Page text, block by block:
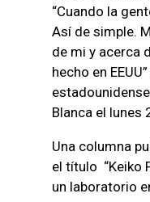
“Cuando la
Así de simple.
de mi y acerca
hecho en
Blanca el lunes
Una columna
el título “Keiko
un laboratorio